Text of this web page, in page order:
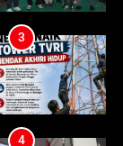
4
5